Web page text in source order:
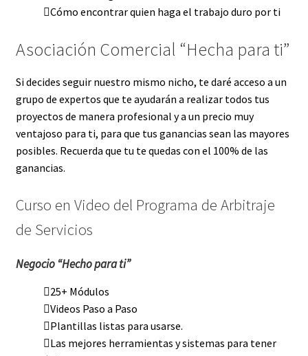
Cómo encontrar quien haga el trabajo duro por ti
Asociación Comercial “Hecha para ti”
Si decides seguir nuestro mismo nicho, te daré acceso a un
grupo de expertos que te ayudarán a realizar todos tus
proyectos de manera profesional y a un precio muy
ventajoso para ti, para que tus ganancias sean las mayores
posibles. Recuerda que tu te quedas con el 100% de las
ganancias.
Curso en Video del Programa de Arbitraje
de Servicios
Negocio “Hecho para ti”
25+ Módulos
Videos Paso a Paso
Plantillas listas para usarse.
Las mejores herramientas y sistemas para tener